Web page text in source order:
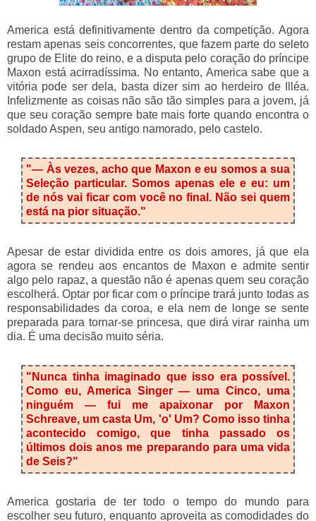
America está definitivamente dentro da competição. Agora
restam apenas seis concorrentes, que fazem parte do seleto
grupo de Elite do reino, e a disputa pelo coração do príncipe
Maxon está acirradíssima. No entanto, America sabe que a
vitória pode ser dela, basta dizer sim ao herdeiro de Illéa.
Infelizmente as coisas não são tão simples para a jovem, já
que seu coração sempre bate mais forte quando encontra o
soldado Aspen, seu antigo namorado, pelo castelo.
"— Às vezes, acho que Maxon e eu somos a sua
Seleção particular. Somos apenas ele e eu: um
de nós vai ficar com você no final. Não sei quem
está na pior situação."
Apesar de estar dividida entre os dois amores, já que ela
agora se rendeu aos encantos de Maxon e admite sentir
algo pelo rapaz, a questão não é apenas quem seu coração
escolherá. Optar por ficar com o príncipe trará junto todas as
responsabilidades da coroa, e ela nem de longe se sente
preparada para tornar-se princesa, que dirá virar rainha um
dia. É uma decisão muito séria.
"Nunca tinha imaginado que isso era possível.
Como eu, America Singer — uma Cinco, uma
ninguém — fui me apaixonar por Maxon
Schreave, um casta Um, 'o' Um? Como isso tinha
acontecido comigo, que tinha passado os
últimos dois anos me preparando para uma vida
de Seis?"
America gostaria de ter todo o tempo do mundo para
escolher seu futuro, enquanto aproveita as comodidades do